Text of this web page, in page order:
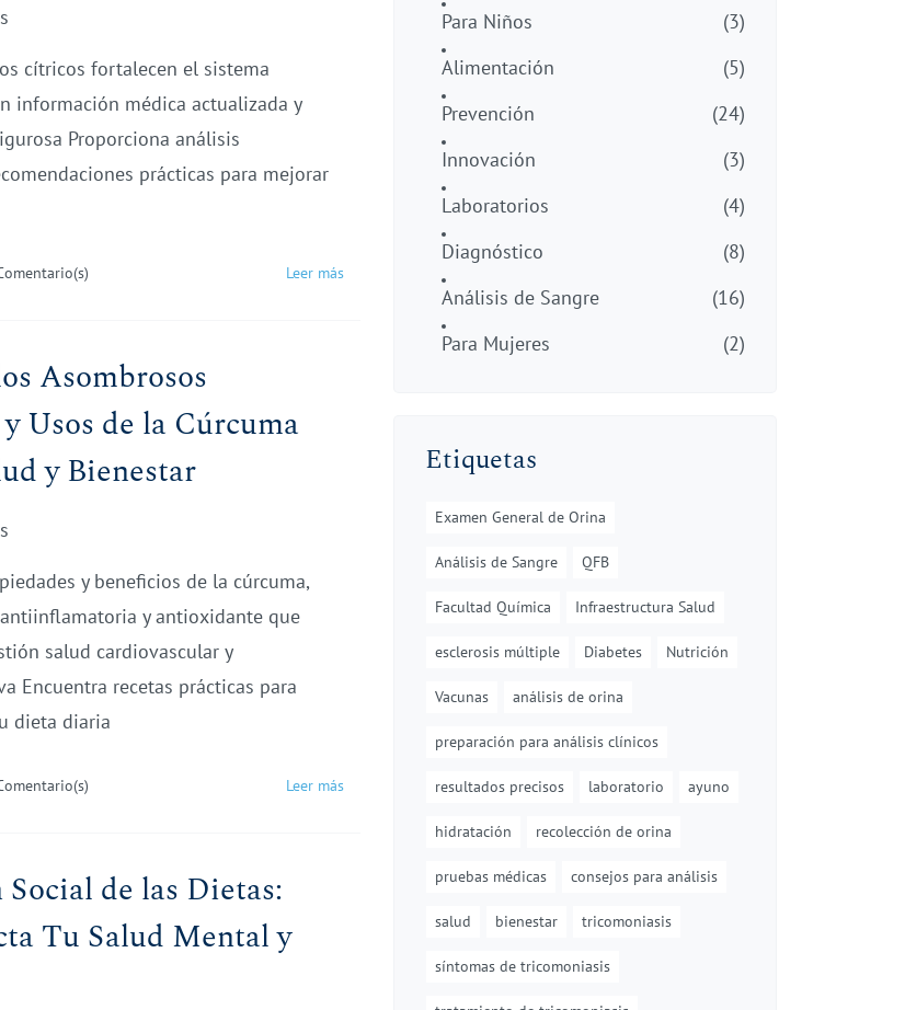
cítricos fortalecen el sistema
información médica actualizada y
Proporciona análisis
prácticas para mejorar
Leer más
Asombrosos
Usos de la Cúrcuma
y Bienestar
y beneficios de la cúrcuma,
y antioxidante que
salud cardiovascular y
Encuentra recetas prácticas para
dieta diaria
Leer más
de las Dietas:
Tu Salud Mental y
Para Niños
(3)
Alimentación
(5)
Prevención
(24)
Innovación
(3)
Laboratorios
(4)
Diagnóstico
(8)
Análisis de Sangre
(16)
Para Mujeres
(2)
Etiquetas
Examen General de Orina
Análisis de Sangre QFB
Facultad Química Infraestructura Salud
esclerosis múltiple Diabetes Nutrición
Vacunas análisis de orina
preparación para análisis clínicos
resultados precisos laboratorio ayuno
hidratación recolección de orina
pruebas médicas consejos para análisis
salud bienestar tricomoniasis
síntomas de tricomoniasis